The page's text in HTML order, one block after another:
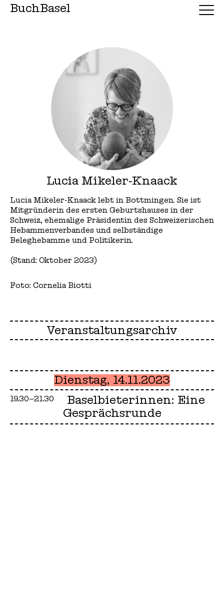
BuchBasel
Lucia Mikeler-Knaack
Lucia Mikeler-Knaack lebt in Bottmingen. Sie ist
Mitgründerin des ersten Geburtshauses in der
Schweiz, ehemalige Präsidentin des Schweizerischen
Hebammenverbandes und selbständige
Beleghebamme und Politikerin.
(Stand: Oktober 2023)
Foto: Cornelia Biotti
Veranstaltungsarchiv
Dienstag, 14.11.2023
19.30–21.30
Baselbieterinnen: Eine
Gesprächsrunde